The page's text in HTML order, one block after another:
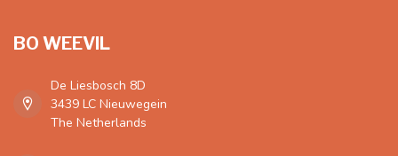
BO WEEVIL
De Liesbosch 8D
3439 LC Nieuwegein
The Netherlands